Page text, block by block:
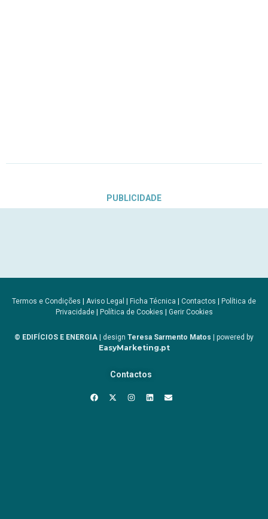
PUBLICIDADE
Termos e Condições | Aviso Legal | Ficha Técnica | Contactos | Política de
Privacidade| Política de Cookies | Gerir Cookies
© EDIFÍCIOS E ENERGIA | design Teresa Sarmento Matos | powered by
EasyMarketing.pt
Contactos